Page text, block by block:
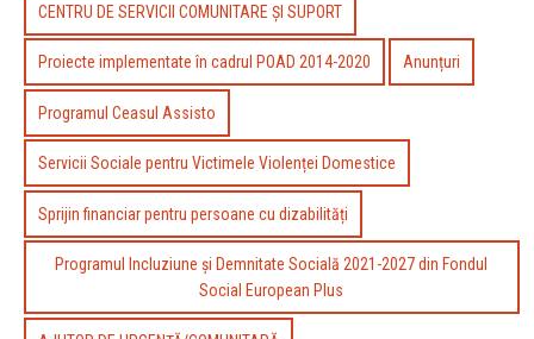
CENTRU DE SERVICII COMUNITARE ȘI SUPORT
Proiecte implementate în cadrul POAD 2014-2020 Anunțuri
Programul Ceasul Assisto
Servicii Sociale pentru Victimele Violenței Domestice
Sprijin financiar pentru persoane cu dizabilități
Programul Incluziune şi Demnitate Socială 2021-2027 din Fondul
Social European Plus